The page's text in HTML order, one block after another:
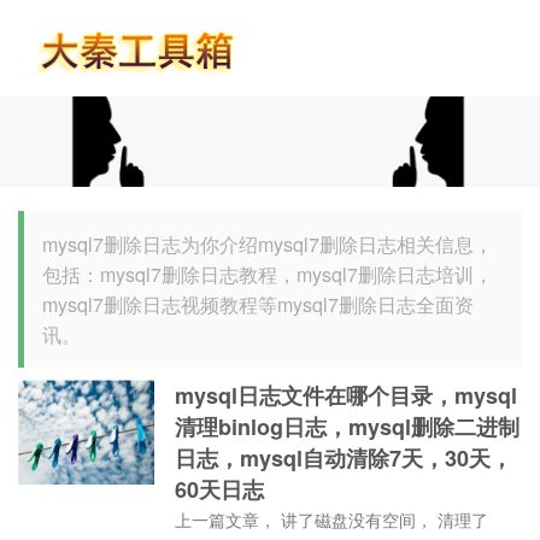
mysql7删除日志为你介绍mysql7删除日志相关信息，
包括：mysql7删除日志教程，mysql7删除日志培训，
mysql7删除日志视频教程等mysql7删除日志全面资
讯。
mysql日志文件在哪个目录，mysql
清理binlog日志，mysql删除二进制
日志，mysql自动清除7天，30天，
60天日志
上一篇文章， 讲了磁盘没有空间， 清理了